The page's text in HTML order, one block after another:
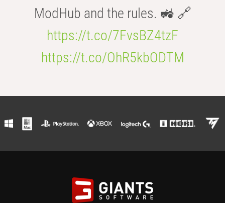
ModHub and the rules. 🚜 🔗
https://t.co/7FvsBZ4tzF
https://t.co/OhR5kbODTM